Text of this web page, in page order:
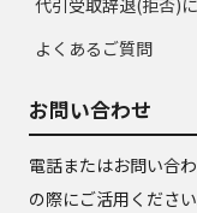
代引受取辞退(拒否)
よくあるご質問
お問い合わせ
電話またはお問い合
の際にご活用ください